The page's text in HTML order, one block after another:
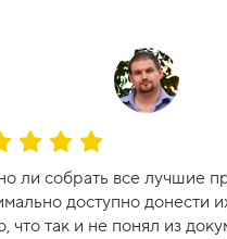
ли собрать все лучшие
доступно донести
что так и не понял из